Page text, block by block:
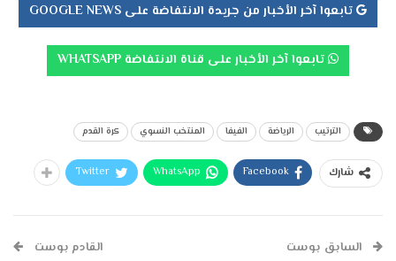
تابعوا آخر الأخبار من جريدة الانتفاضة على GOOGLE NEWS
تابعوا آخر الأخبار على قناة الانتفاضة WHATSAPP
الترتيب الرياضة الفيفا المنتخب النسوي كرة القدم
شارك Facebook
WhatsApp
Twitter
السابق بوست القادم بوست